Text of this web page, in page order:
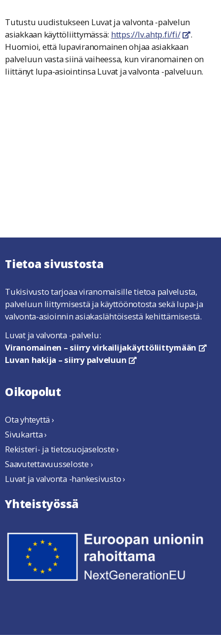
Tutustu uudistukseen Luvat ja valvonta -palvelun
asiakkaan käyttöliittymässä: https://lv.ahtp.fi/fi/ linkki
.
Huomioi, että lupaviranomainen ohjaa asiakkaan
palveluun vasta siinä vaiheessa, kun viranomainen on
liittänyt lupa-asiointinsa Luvat ja valvonta -palveluun.
Tietoa sivustosta
Tukisivusto tarjoaa viranomaisille tietoa palvelusta,
palveluun liittymisestä ja käyttöönotosta sekä lupa-ja
valvonta-asioinnin asiakaslähtöisestä kehittämisestä.
Luvat ja valvonta -palvelu:
Viranomainen – siirry virkailijakäyttöliittymään
Luvan hakija – siirry palveluun linkki avautuu uuteen
Oikopolut
Ota yhteyttä ›
Sivukartta ›
Rekisteri- ja tietosuojaseloste ›
Saavutettavuusseloste ›
Luvat ja valvonta -hankesivusto ›
Yhteistyössä